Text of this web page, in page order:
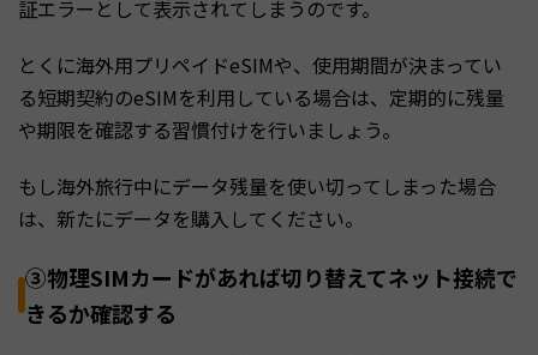
証エラーとして表示されてしまうのです。
とくに海外用プリペイドeSIMや、使用期間が決まってい
る短期契約のeSIMを利用している場合は、定期的に残量
や期限を確認する習慣付けを行いましょう。
もし海外旅行中にデータ残量を使い切ってしまった場合
は、新たにデータを購入してください。
③物理SIMカードがあれば切り替えてネット接続で
きるか確認する